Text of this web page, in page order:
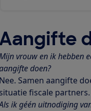
vrouw en ik hebben
doen?
Nee. Samen aangifte
situatie fiscale
ik géén uitnodiging